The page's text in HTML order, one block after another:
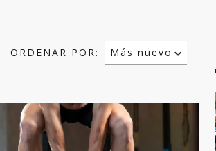
ORDENAR POR:
Más nuevo
Relevancia